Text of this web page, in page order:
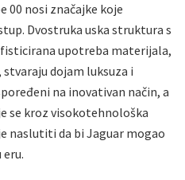
nosi značajke koje
Dvostruka uska struktura s
upotreba materijala,
dojam luksuza i
na inovativan način, a
se kroz visokotehnološka
naslutiti da bi Jaguar mogao